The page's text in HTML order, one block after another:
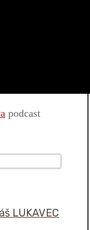
podcast
LUKAVEC